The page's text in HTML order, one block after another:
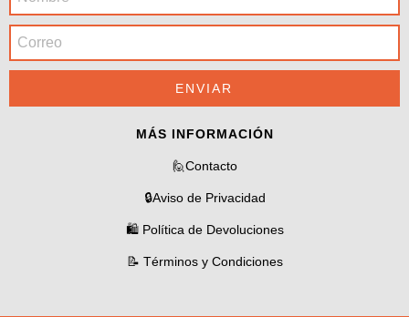
MÁS INFORMACIÓN
🙋Contacto
🔒Aviso de Privacidad
🛍️ Política de Devoluciones
📝 Términos y Condiciones